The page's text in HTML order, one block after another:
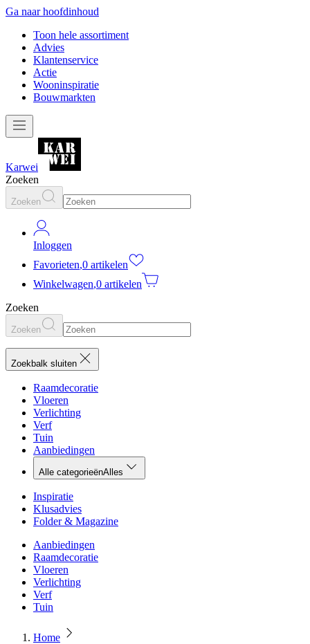
Ga naar hoofdinhoud
Toon hele assortiment
Advies
Klantenservice
Actie
Wooninspiratie
Bouwmarkten
Karwei
Zoeken
Zoeken
Inloggen
Favorieten,0 artikelen
Winkelwagen,0 artikelen
Zoeken
Zoeken
Zoekbalk sluiten
Raamdecoratie
Vloeren
Verlichting
Verf
Tuin
Aanbiedingen
Alle categorieënAlles
Inspiratie
Klusadvies
Folder & Magazine
Aanbiedingen
Raamdecoratie
Vloeren
Verlichting
Verf
Tuin
Home